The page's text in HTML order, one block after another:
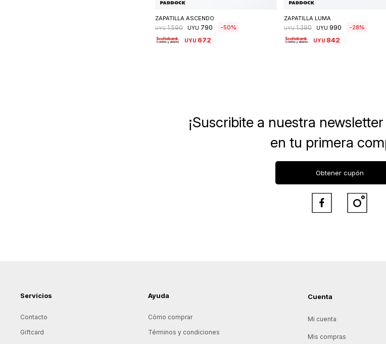
ZAPATILLA ASCENDO
UYU 1.590 UYU 790 50
UYU 672
ZAPATILLA LUMA
UYU 1.390 UYU 990 28
UYU 842
Servicios
Contacto
Giftcard
Ayuda
Cómo comprar
Términos y condiciones
Cuenta
Mi cuenta
Mis compras
¡Suscribite a nuestra newsletter
en tu primera
Obtener cupón
 